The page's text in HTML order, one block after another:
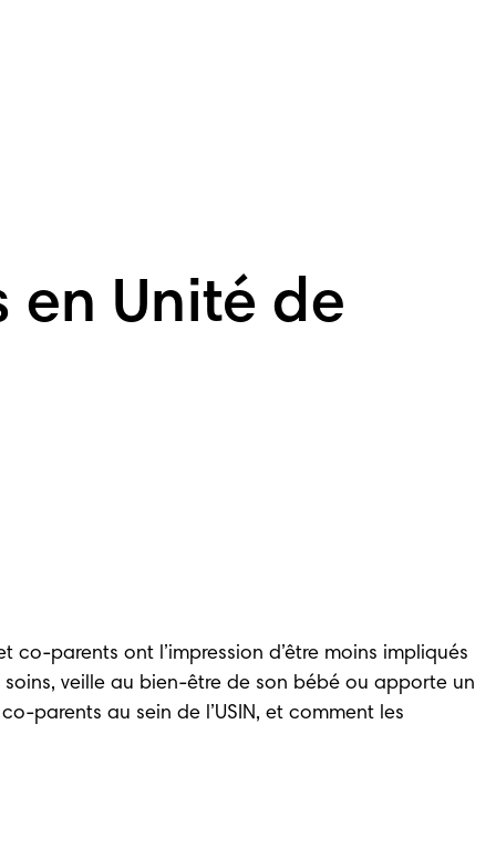
en Unité de
co-parents ont l’impression d’être moins impliqués
soins, veille au bien-être de son bébé ou apporte un
parents au sein de l’USIN, et comment les